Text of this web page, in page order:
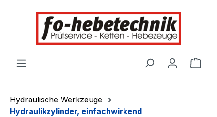
springen
Hydraulische Werkzeuge
Hydraulikzylinder, einfachwirkend